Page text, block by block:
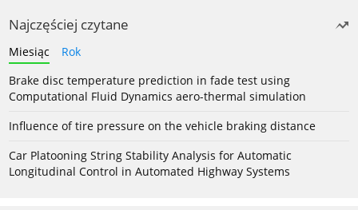
Najczęściej czytane
Miesiąc
Rok
Brake disc temperature prediction in fade test using
Computational Fluid Dynamics aero-thermal simulation
Influence of tire pressure on the vehicle braking distance
Car Platooning String Stability Analysis for Automatic
Longitudinal Control in Automated Highway Systems